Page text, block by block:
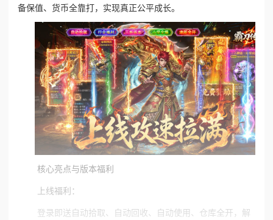
备保值、货币全靠打，实现真正公平成长。
核心亮点与版本福利
上线福利‌：
登录即送‌自动拾取、自动回收、自动使用、仓库全开‌，解